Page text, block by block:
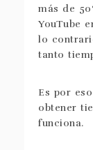
más de
YouTube
lo
tanto
Es por
obtener
funciona.